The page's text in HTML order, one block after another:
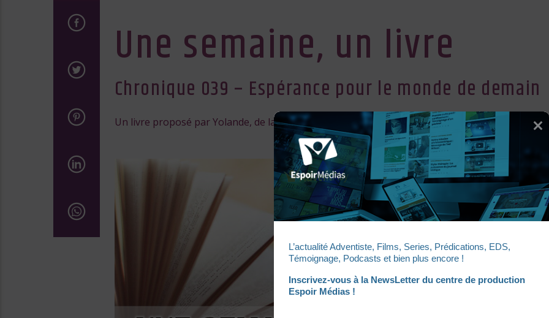
le
Une semaine, un livre
Chronique 039 – Espérance pour le monde de demain
Un livre proposé par Yolande, de la librairie Vie et Santé en Suisse
UNE SEMAINE, UN LIVRE
L’actualité Adventiste, Films, Series, Prédications, EDS,
Témoignage, Podcasts et bien plus encore !
Inscrivez-vous à la NewsLetter du centre de production
Espoir Médias !